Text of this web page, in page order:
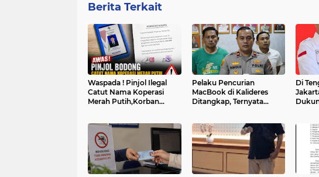
Berita Terkait
Waspada ! Pinjol Ilegal
Catut Nama Koperasi
Merah Putih,Korban
Pelaku Pencurian
MacBook di Kalideres
Ditangkap, Ternyata
Di
Dukung